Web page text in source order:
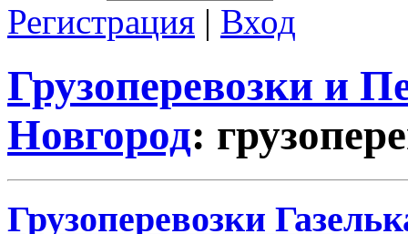
Регистрация | Вход
Грузоперевозки и
Новгород:
Грузоперевозки